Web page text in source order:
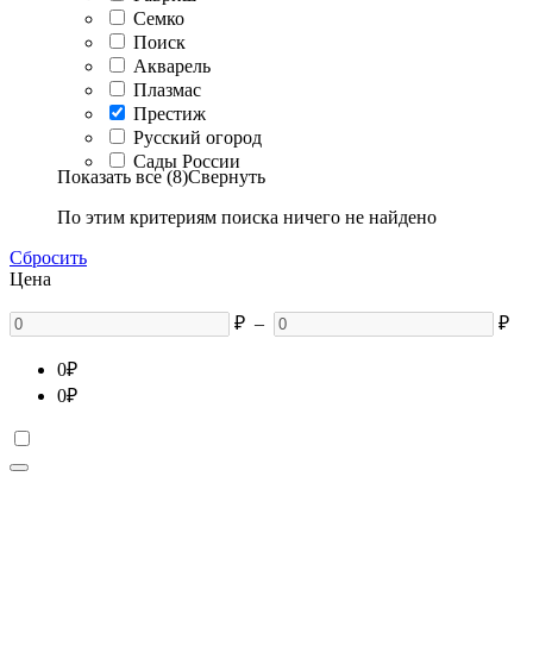
Семко
Поиск
Акварель
Плазмас
Престиж
Русский огород
Сады России
Показать все (8)Свернуть
По этим критериям поиска ничего не найдено
Сбросить
Цена
₽ – ₽
0₽
0₽